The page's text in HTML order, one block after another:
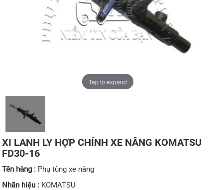
Tap to expand
XI LANH LY HỢP CHÍNH XE NÂNG KOMATSU
FD30-16
Tên hàng : Phụ tùng xe nâng
Nhãn hiệu : KOMATSU